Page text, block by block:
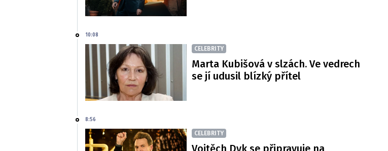
10:08
CELEBRITY
Marta Kubišová v slzách. Ve vedrech
se jí udusil blízký přítel
8:56
CELEBRITY